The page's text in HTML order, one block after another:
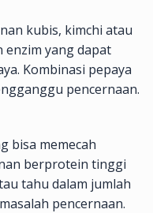
kubis, kimchi atau
yang dapat
Kombinasi pepaya
pencernaan.
bisa memecah
berprotein tinggi
tahu dalam jumlah
pencernaan.